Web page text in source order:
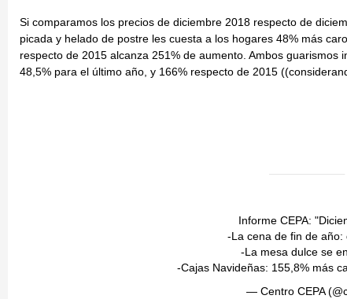
Si comparamos los precios de diciembre 2018 respecto de
picada y helado de postre les cuesta a los hogares 48% más
respecto de 2015 alcanza 251% de aumento. Ambos
48,5% para el último año, y 166% respecto de 2015
Informe CEPA:
-La cena de fin de año:
-La mesa dulce se
-Cajas Navideñas: 155,8% más
— Centro CEPA